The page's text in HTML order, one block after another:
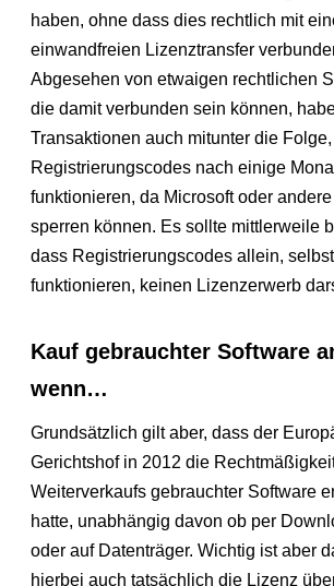
haben, ohne dass dies rechtlich mit
einwandfreien Lizenztransfer
Abgesehen von etwaigen rechtlichen
die damit verbunden sein können,
Transaktionen auch mitunter die
Registrierungscodes nach einige
funktionieren, da Microsoft oder
sperren können. Es sollte mittlerweile
dass Registrierungscodes allein,
funktionieren, keinen Lizenzerwerb
Kauf gebrauchter Software
wenn…
Grundsätzlich gilt aber, dass der
Gerichtshof in 2012 die
Weiterverkaufs gebrauchter Software
hatte, unabhängig davon ob per
oder auf Datenträger. Wichtig ist aber
hierbei auch tatsächlich die Lizenz